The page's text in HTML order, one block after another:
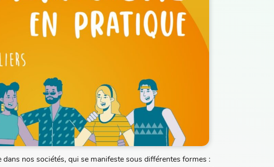
nos sociétés, qui se manifeste sous différentes formes :